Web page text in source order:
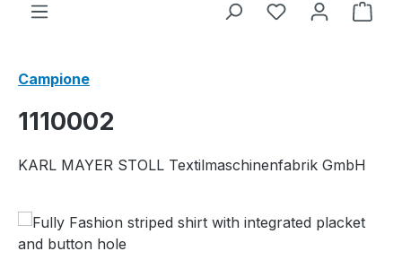
Hai 0 articoliIl
Campione
1110002
KARL MAYER STOLL Textilmaschinenfabrik GmbH
Salta la galleria di immagini